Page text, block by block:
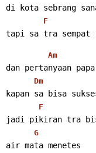
di kota sebrang
F
tapi sa tra
Am
dan pertanyaan papa
Dm
kapan sa bisa
F
jadi pikiran tra
G
air mata menetes